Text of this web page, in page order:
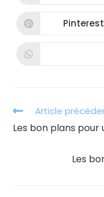
autre
fenêtre
Ouvrir
Pinterest
Read
articles
Article
Les bon plans pour
Les